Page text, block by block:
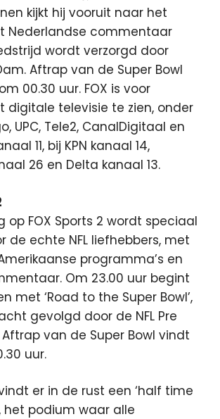
kijkt hij vooruit naar het
Nederlandse commentaar
wordt verzorgd door
Aftrap van de Super Bowl
00.30 uur. FOX is voor
digitale televisie te zien, onder
UPC, Tele2, CanalDigitaal en
11, bij KPN kanaal 14,
26 en Delta kanaal 13.
op FOX Sports 2 wordt speciaal
de echte NFL liefhebbers, met
programma’s en
Om 23.00 uur begint
met ‘Road to the Super Bowl’,
gevolgd door de NFL Pre
van de Super Bowl vindt
uur.
er in de rust een ‘half time
het podium waar alle